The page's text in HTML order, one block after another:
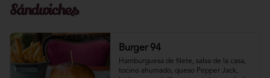
Sándwiches
Burger 94
Hamburguesa de filete, salsa de la casa,
tocino ahumado, queso Pepper Jack,